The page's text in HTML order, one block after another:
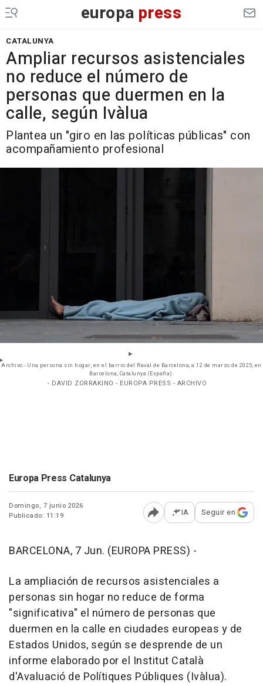
europa press
CATALUNYA
Ampliar recursos asistenciales
no reduce el número de
personas que duermen en la
calle, según Ivàlua
Plantea un "giro en las políticas públicas" con
acompañamiento profesional
Archivo - Una persona sin hogar, en el barrio del Raval de Barcelona, a 12 de marzo de 2025, en
Barcelona, Catalunya (España).
- DAVID ZORRAKINO - EUROPA PRESS - ARCHIVO
Europa Press Catalunya
Domingo, 7 junio 2026
Publicado: 11:19
Abrir opciones para
IA Seguir en
BARCELONA, 7 Jun. (EUROPA PRESS) -
La ampliación de recursos asistenciales a
personas sin hogar no reduce de forma
"significativa" el número de personas que
duermen en la calle en ciudades europeas y de
Estados Unidos, según se desprende de un
informe elaborado por el Institut Català
d'Avaluació de Polítiques Públiques (Ivàlua).